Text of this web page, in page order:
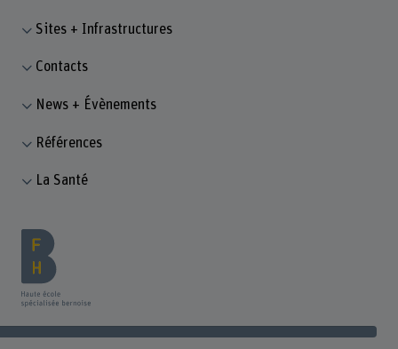
Sites + Infrastructures
Contacts
News + Évènements
Références
La Santé